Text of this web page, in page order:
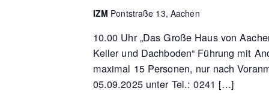
IZM Pontstraße 13, Aachen
10.00 Uhr „Das Große Haus von
Keller und Dachboden“ Führung mit
maximal 15 Personen, nur nach
05.09.2025 unter Tel.: 0241 […]